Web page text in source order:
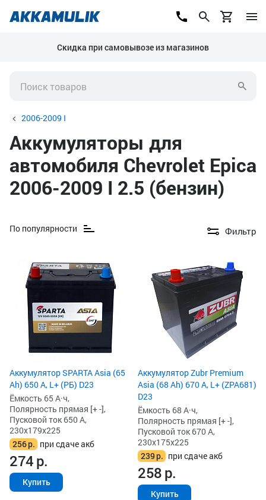
Скидка при самовывозе из магазинов
2006-2009 I
Аккумуляторы для
автомобиля Chevrolet Epica
2006-2009 I 2.5 (бензин)
По популярности Фильтр
Аккумулятор SPARTA Asia (65
Ah) 650 А, L+ (РБ) D23
Ёмкость 65 А·ч,
Полярность прямая [+ -],
Пусковой ток 650 А,
230x179x225
256р. при сдаче акб
274р.
Купить
Аккумулятор Zubr Premium
Asia (68 Ah) 670 А, L+ (ZPA681)
D23
Ёмкость 68 А·ч,
Полярность прямая [+ -],
Пусковой ток 670 А,
230x175x225
239р. при сдаче акб
258р.
Купить